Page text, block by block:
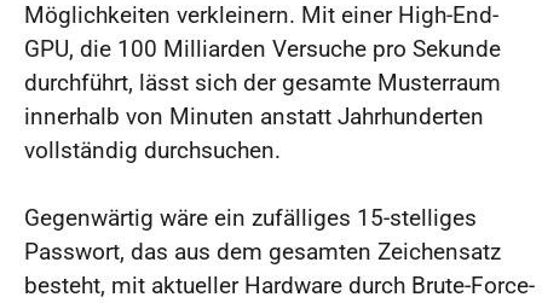
Möglichkeiten verkleinern. Mit einer High-End-
GPU, die 100 Milliarden Versuche pro Sekunde
durchführt, lässt sich der gesamte Musterraum
innerhalb von Minuten anstatt Jahrhunderten
vollständig durchsuchen.
Gegenwärtig wäre ein zufälliges 15-stelliges
Passwort, das aus dem gesamten Zeichensatz
besteht, mit aktueller Hardware durch Brute-Force-